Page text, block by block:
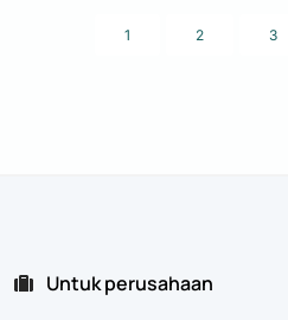
1 2 3
Untuk perusahaan